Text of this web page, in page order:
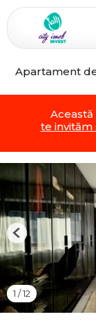
Apartament
te invităm
1 /12
Previous